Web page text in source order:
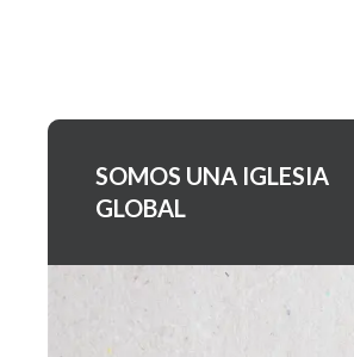
SOMOS UNA IGLESIA
GLOBAL